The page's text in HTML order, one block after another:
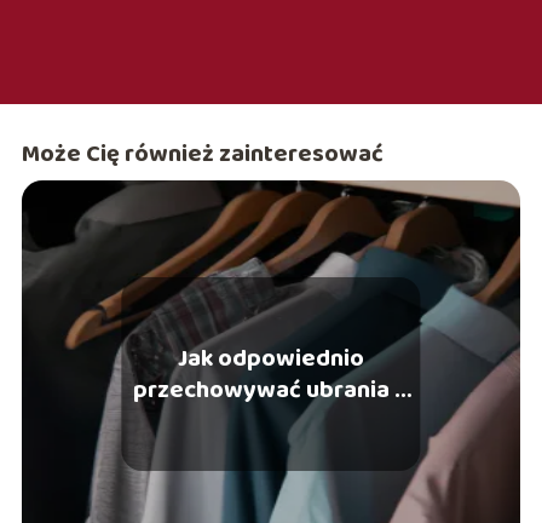
Może Cię również zainteresować
Jak odpowiednio
przechowywać ubrania –
przedłużenie ich
żywotności